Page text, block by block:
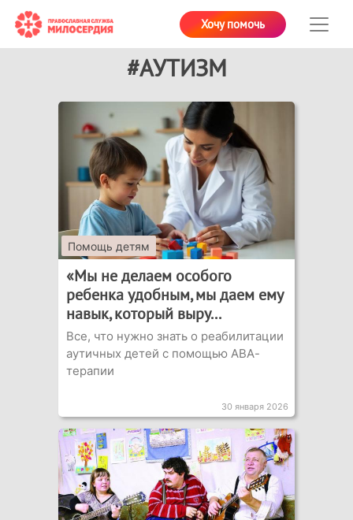
Хочу помочь
#АУТИЗМ
Помощь детям
«Мы не делаем особого
ребенка удобным, мы даем ему
навык, который выру...
Все, что нужно знать о реабилитации
аутичных детей с помощью АВА-
терапии
30 января 2026